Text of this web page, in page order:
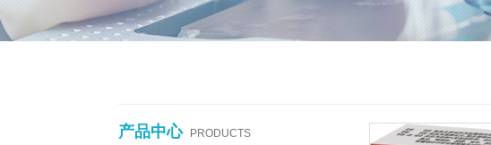
产品中心 PRODUCTS